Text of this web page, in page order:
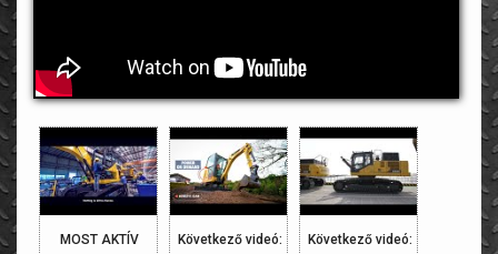
MOST AKTÍV
Következő videó:
Következő videó: